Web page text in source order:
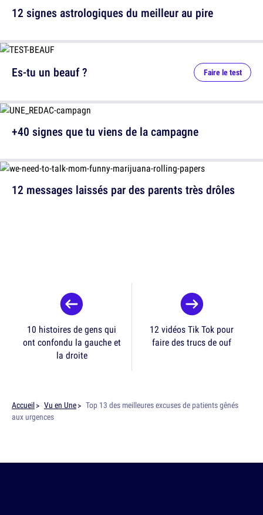
12 signes astrologiques du meilleur au pire
12 messages laissés par des parents très drôles
Es-tu un beauf ? Faire le test
+40 signes que tu viens de la campagne
10 histoires de gens qui
ont confondu la gauche et
la droite
12 vidéos Tik Tok pour
faire des trucs de ouf
Accueil Vu en Une
Top 13 des meilleures excuses de patients gênés
aux urgences